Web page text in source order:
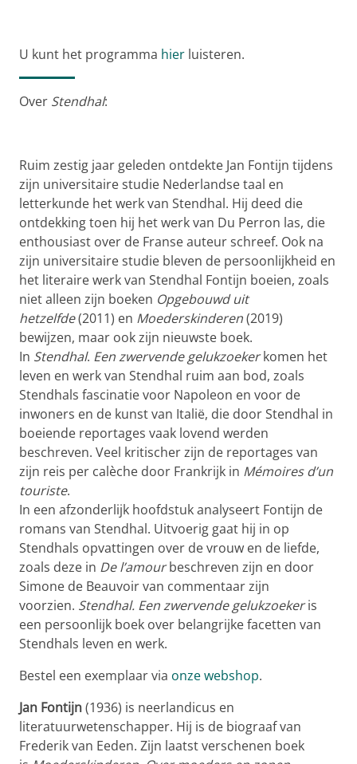
U kunt het programma hier luisteren.
Over Stendhal:
Ruim zestig jaar geleden ontdekte Jan Fontijn tijdens
zijn universitaire studie Nederlandse taal en
letterkunde het werk van Stendhal. Hij deed die
ontdekking toen hij het werk van Du Perron las, die
enthousiast over de Franse auteur schreef. Ook na
zijn universitaire studie bleven de persoonlijkheid en
het literaire werk van Stendhal Fontijn boeien, zoals
niet alleen zijn boeken Opgebouwd uit
hetzelfde(2011) en Moederskinderen(2019)
bewijzen, maar ook zijn nieuwste boek.
In Stendhal. Een zwervende gelukzoekerkomen het
leven en werk van Stendhal ruim aan bod, zoals
Stendhals fascinatie voor Napoleon en voor de
inwoners en de kunst van Italië, die door Stendhal in
boeiende reportages vaak lovend werden
beschreven. Veel kritischer zijn de reportages van
zijn reis per calèche door Frankrijk in Mémoires d’un
touriste.
In een afzonderlijk hoofdstuk analyseert Fontijn de
romans van Stendhal. Uitvoerig gaat hij in op
Stendhals opvattingen over de vrouw en de liefde,
zoals deze in De l’amourbeschreven zijn en door
Simone de Beauvoir van commentaar zijn
voorzien. Stendhal. Een zwervende gelukzoekeris
een persoonlijk boek over belangrijke facetten van
Stendhals leven en werk.
Bestel een exemplaar via onze webshop.
Jan Fontijn(1936) is neerlandicus en
literatuurwetenschapper. Hij is de biograaf van
Frederik van Eeden. Zijn laatst verschenen boek